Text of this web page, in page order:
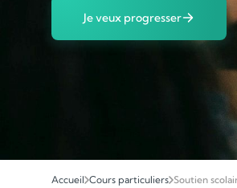
Je veux progresser
Accueil Cours particuliers Soutien